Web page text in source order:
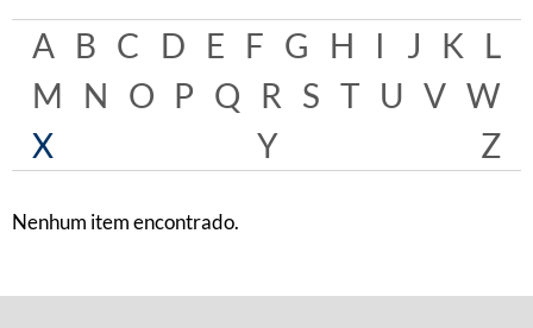
A B C D E F G H I J K L
M
N O P Q R S T U V W
X
Y Z
Nenhum item encontrado.